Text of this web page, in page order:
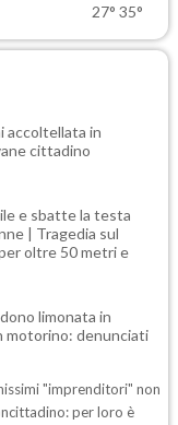
27° 35°
accoltellata in
cittadino
e sbatte la testa
| Tragedia sul
oltre 50 metri e
limonata in
motorino: denunciati
"imprenditori" non
per loro è